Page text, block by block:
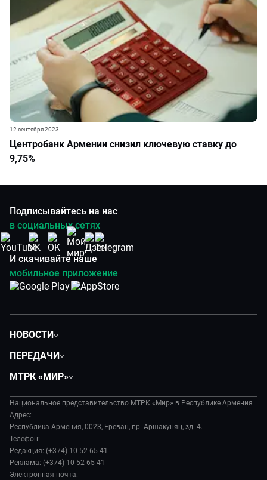
Центробанк Армении снизил ключевую ставку до
9,75%
12 сентября 2023
Подписывайтесь на нас
в социальных сетях
И скачивайте наше
мобильное приложение
НОВОСТИ
Экономика
Происшествия
Наука и технологии
Культура
Спорт
ПЕРЕДАЧИ
Евразия. Культурно
Евразия. Регионы
Наши иностранцы
Пять причин поехать в...
Сделано в Содружестве
МТРК «МИР»
История
Руководство
Лица мира
Новости
Пресса о нас
Национальное представительство МТРК «Мир» в Республике Армения
Адрес:
Республика Армения, 0023, Ереван, пр. Аршакуняц, зд. 4.
Телефон:
Редакция: (+374) 10-52-65-41
Реклама: (+374) 10-52-65-41
Электронная почта: